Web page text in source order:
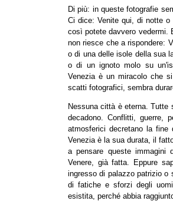
Di più: in queste fotografie
Ci dice: Venite qui, di notte
così potete davvero vedermi.
non riesce che a rispondere:
o di una delle isole della sua
o di un ignoto molo su
Venezia è un miracolo che
scatti fotografici, sembra
Nessuna città è eterna. Tutte
decadono. Conflitti, guerre,
atmosferici decretano la
Venezia è la sua durata, il
a pensare queste immagini
Venere, già fatta. Eppure
ingresso di palazzo patrizio o
di fatiche e sforzi degli
esistita, perché abbia